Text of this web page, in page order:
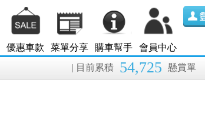
優惠車款 菜單分享 購車幫手 會員中心
| 目前累積 54,725 懸賞單